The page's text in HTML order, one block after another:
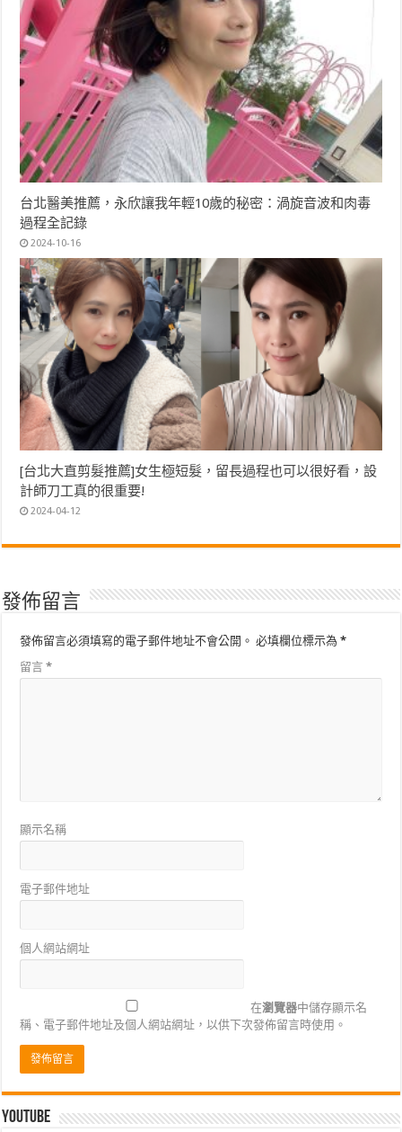
台北醫美推薦，永欣讓我年輕10歲的秘密：渦旋音波和肉毒
過程全記錄
2024-10-16
[台北大直剪髮推薦]女生極短髮，留長過程也可以很好看，設
計師刀工真的很重要!
2024-04-12
發佈留言
發佈留言必須填寫的電子郵件地址不會公開。 必填欄位標示為*
留言*
顯示名稱
電子郵件地址
個人網站網址
在瀏覽器中儲存顯示名
稱、電子郵件地址及個人網站網址，以供下次發佈留言時使用。
Youtube